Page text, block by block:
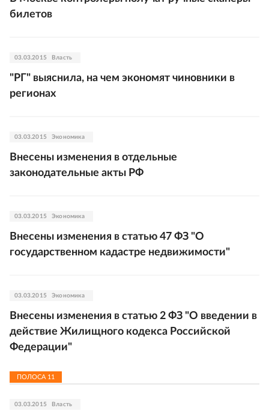
билетов
03.03.2015 Власть
"РГ" выяснила, на чем экономят чиновники в
регионах
03.03.2015 Экономика
Внесены изменения в отдельные
законодательные акты РФ
03.03.2015 Экономика
Внесены изменения в статью 47 ФЗ "О
государственном кадастре недвижимости"
03.03.2015 Экономика
Внесены изменения в статью 2 ФЗ "О введении в
действие Жилищного кодекса Российской
Федерации"
ПОЛОСА 11
03.03.2015 Власть